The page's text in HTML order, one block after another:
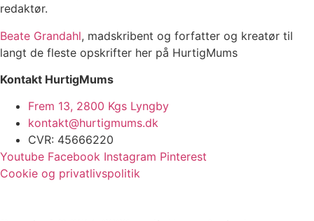
redaktør.
Beate Grandahl, madskribent og forfatter og kreatør til
langt de fleste opskrifter her på HurtigMums
Kontakt HurtigMums
Frem 13, 2800 Kgs Lyngby
kontakt@hurtigmums.dk
CVR: 45666220
Youtube Facebook Instagram Pinterest
Cookie og privatlivspolitik